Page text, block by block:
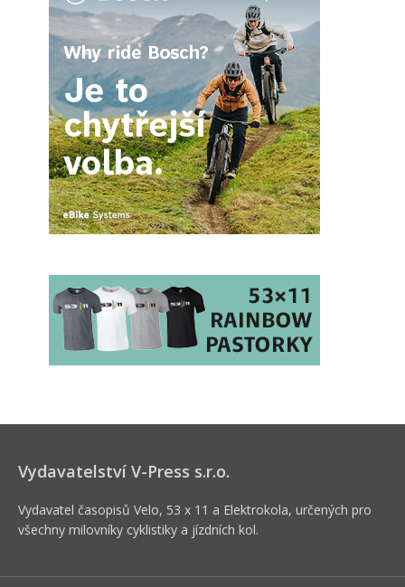
Vydavatelství V-Press s.r.o.
Vydavatel časopisů Velo, 53 x 11 a Elektrokola, určených pro
všechny milovníky cyklistiky a jízdních kol.